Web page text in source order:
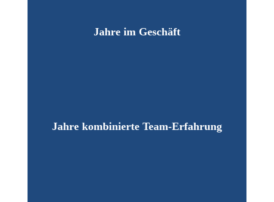
Jahre im Geschäft
Jahre kombinierte Team-Erfahrung